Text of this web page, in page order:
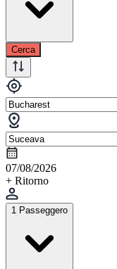
Cerca
07/08/2026
+ Ritorno
1 Passeggero